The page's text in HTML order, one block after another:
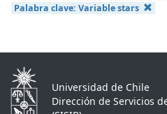
Palabra clave: Variable stars
Universidad de Chile
Dirección de Servicios